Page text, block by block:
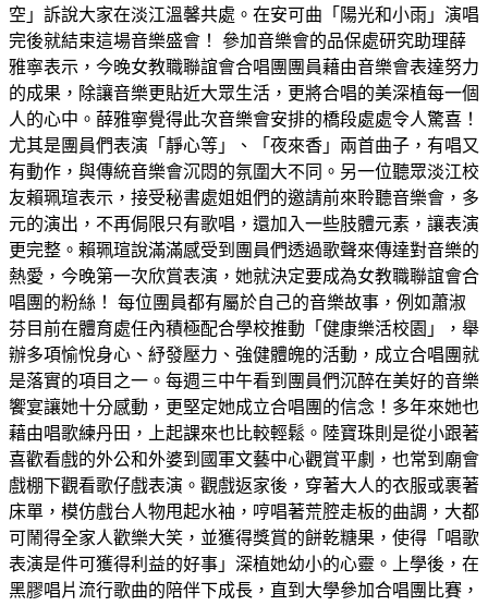
空」訴說大家在淡江溫馨共處。在安可曲「陽光和小雨」演唱
完後就結束這場音樂盛會！ 參加音樂會的品保處研究助理薛
雅寧表示，今晚女教職聯誼會合唱團團員藉由音樂會表達努力
的成果，除讓音樂更貼近大眾生活，更將合唱的美深植每一個
人的心中。薛雅寧覺得此次音樂會安排的橋段處處令人驚喜！
尤其是團員們表演「靜心等」、「夜來香」兩首曲子，有唱又
有動作，與傳統音樂會沉悶的氛圍大不同。另一位聽眾淡江校
友賴珮瑄表示，接受秘書處姐姐們的邀請前來聆聽音樂會，多
元的演出，不再侷限只有歌唱，還加入一些肢體元素，讓表演
更完整。賴珮瑄說滿滿感受到團員們透過歌聲來傳達對音樂的
熱愛，今晚第一次欣賞表演，她就決定要成為女教職聯誼會合
唱團的粉絲！ 每位團員都有屬於自己的音樂故事，例如蕭淑
芬目前在體育處任內積極配合學校推動「健康樂活校園」，舉
辦多項愉悅身心、紓發壓力、強健體魄的活動，成立合唱團就
是落實的項目之一。每週三中午看到團員們沉醉在美好的音樂
饗宴讓她十分感動，更堅定她成立合唱團的信念！多年來她也
藉由唱歌練丹田，上起課來也比較輕鬆。陸寶珠則是從小跟著
喜歡看戲的外公和外婆到國軍文藝中心觀賞平劇，也常到廟會
戲棚下觀看歌仔戲表演。觀戲返家後，穿著大人的衣服或裹著
床單，模仿戲台人物甩起水袖，哼唱著荒腔走板的曲調，大都
可鬧得全家人歡樂大笑，並獲得獎賞的餅乾糖果，使得「唱歌
表演是件可獲得利益的好事」深植她幼小的心靈。上學後，在
黑膠唱片流行歌曲的陪伴下成長，直到大學參加合唱團比賽，